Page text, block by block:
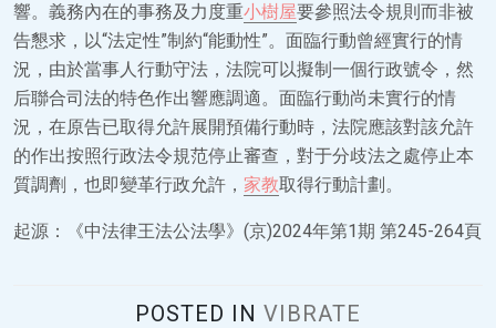
響。義務內在的事務及力度重小樹屋要參照法令規則而非被
告懇求，以“法定性”制約“能動性”。面臨行動曾經實行的情
況，由於當事人行動守法，法院可以擬制一個行政號令，然
后聯合司法的特色作出響應調適。面臨行動尚未實行的情
況，在原告已取得允許展開預備行動時，法院應該對該允許
的作出按照行政法令規范停止審查，對于分歧法之處停止本
質調劑，也即變革行政允許， 家教取得行動計劃。
起源：《中法律王法公法學》(京)2024年第1期 第245-264頁
POSTED IN VIBRATE